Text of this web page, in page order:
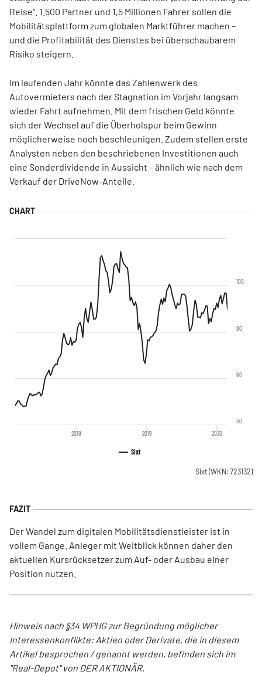
Reise“. 1.500 Partner und 1,5 Millionen Fahrer sollen die
Mobilitätsplattform zum globalen Marktführer machen –
und die Profitabilität des Dienstes bei überschaubarem
Risiko steigern.
Im laufenden Jahr könnte das Zahlenwerk des
Autovermieters nach der Stagnation im Vorjahr langsam
wieder Fahrt aufnehmen. Mit dem frischen Geld könnte
sich der Wechsel auf die Überholspur beim Gewinn
möglicherweise noch beschleunigen. Zudem stellen erste
Analysten neben den beschriebenen Investitionen auch
eine Sonderdividende in Aussicht – ähnlich wie nach dem
Verkauf der DriveNow-Anteile.
Sixt
2018 2019 2020
40
60
80
100
Sixt (WKN: 723132)
Der Wandel zum digitalen Mobilitätsdienstleister ist in
vollem Gange. Anleger mit Weitblick können daher den
aktuellen Kursrücksetzer zum Auf- oder Ausbau einer
Position nutzen.
Hinweis nach §34 WPHG zur Begründung möglicher
Interessenkonflikte: Aktien oder Derivate, die in diesem
Artikel besprochen / genannt werden, befinden sich im
"Real-Depot" von DER AKTIONÄR.